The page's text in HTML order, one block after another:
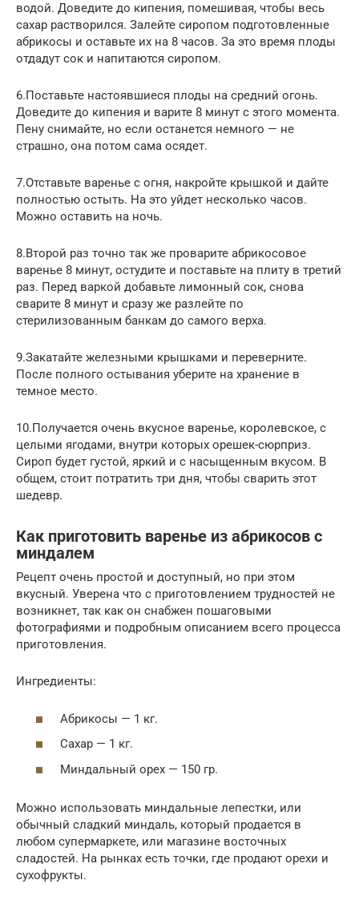
водой. Доведите до кипения, помешивая, чтобы весь
сахар растворился. Залейте сиропом подготовленные
абрикосы и оставьте их на 8 часов. За это время плоды
отдадут сок и напитаются сиропом.
6.Поставьте настоявшиеся плоды на средний огонь.
Доведите до кипения и варите 8 минут с этого момента.
Пену снимайте, но если останется немного — не
страшно, она потом сама осядет.
7.Отставьте варенье с огня, накройте крышкой и дайте
полностью остыть. На это уйдет несколько часов.
Можно оставить на ночь.
8.Второй раз точно так же проварите абрикосовое
варенье 8 минут, остудите и поставьте на плиту в третий
раз. Перед варкой добавьте лимонный сок, снова
сварите 8 минут и сразу же разлейте по
стерилизованным банкам до самого верха.
9.Закатайте железными крышками и переверните.
После полного остывания уберите на хранение в
темное место.
10.Получается очень вкусное варенье, королевское, с
целыми ягодами, внутри которых орешек-сюрприз.
Сироп будет густой, яркий и с насыщенным вкусом. В
общем, стоит потратить три дня, чтобы сварить этот
шедевр.
Как приготовить варенье из абрикосов с
миндалем
Рецепт очень простой и доступный, но при этом
вкусный. Уверена что с приготовлением трудностей не
возникнет, так как он снабжен пошаговыми
фотографиями и подробным описанием всего процесса
приготовления.
Ингредиенты:
Абрикосы — 1 кг.
Сахар — 1 кг.
Миндальный орех — 150 гр.
Можно использовать миндальные лепестки, или
обычный сладкий миндаль, который продается в
любом супермаркете, или магазине восточных
сладостей. На рынках есть точки, где продают орехи и
сухофрукты.